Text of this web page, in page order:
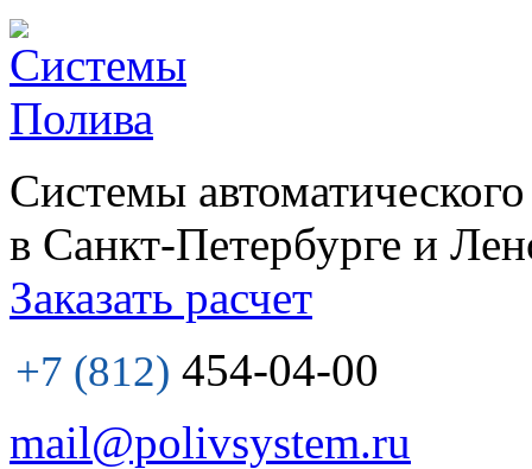
Системы
в Санкт-Петербурге и
Заказать расчет
+7 (812) 454-04-00
mail@polivsystem.ru